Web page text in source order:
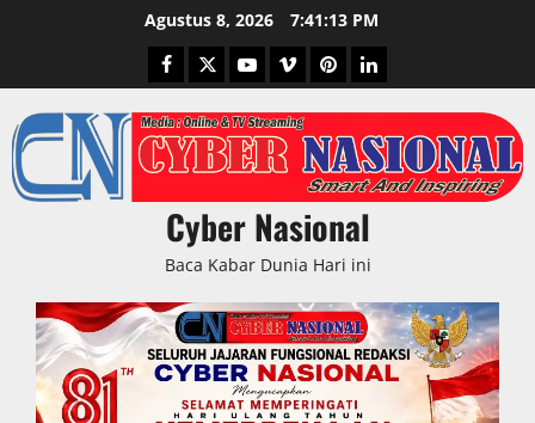
Agustus 8, 2026 7:41:14 PM
Facebook
TwitterYoutubeVimeoPinterestLinkedIn
Cyber Nasional
Baca Kabar Dunia Hari ini